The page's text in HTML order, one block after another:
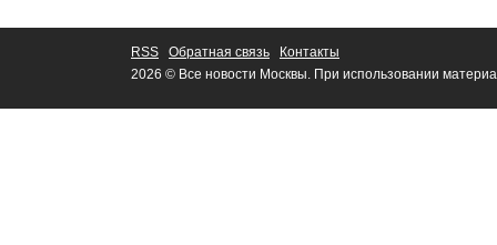
RSS Обратная связь
Контакты
2026 © Все новости Москвы. При использовании